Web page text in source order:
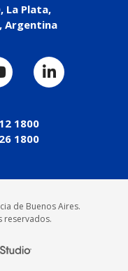
La Plata,
Argentina
1800
1800
de Buenos Aires.
reservados.